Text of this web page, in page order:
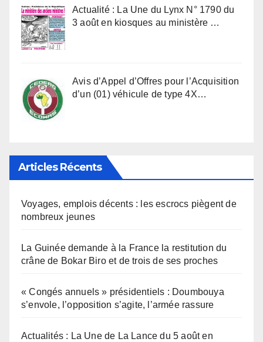
Actualité : La Une du Lynx N° 1790 du
3 août en kiosques au ministère …
Avis d’Appel d’Offres pour l’Acquisition
d’un (01) véhicule de type 4X…
Articles Récents
Voyages, emplois décents : les escrocs piègent de
nombreux jeunes
La Guinée demande à la France la restitution du
crâne de Bokar Biro et de trois de ses proches
« Congés annuels » présidentiels : Doumbouya
s’envole, l’opposition s’agite, l’armée rassure
Actualités : La Une de La Lance du 5 août en